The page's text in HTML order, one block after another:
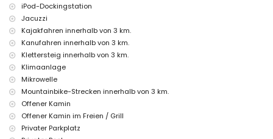
Costa Blanca
Kino, Theater, Diskothek, Bar, Promenade (El Arenal und Jávea)
(innerhalb von 5 Kilometern vom Haus)
Sehenswürdigkeiten und Kultur in Jávea, Costa Blanca
Museum (Pueblo Histórico, Jávea), Kirche (San Bartolomé, Jávea),
Ruine (Pueblo Histórico, Jávea), Denkmal (Pueblo Histórico, Jávea),
architektonisches Gebäude (Pueblo Histórico, Jávea), historischer Ort
(Pueblo Histórico und Jávea) (innerhalb von 5 Kilometern von der
Unterkunft)
Unterkunft)
iPod-Dockingstation
Jacuzzi
Kajakfahren innerhalb von 3 km.
Kanufahren innerhalb von 3 km.
Klettersteig innerhalb von 3 km.
Klimaanlage
Mikrowelle
Mountainbike-Strecken innerhalb von 3 km.
Offener Kamin
Offener Kamin im Freien / Grill
Privater Parkplatz